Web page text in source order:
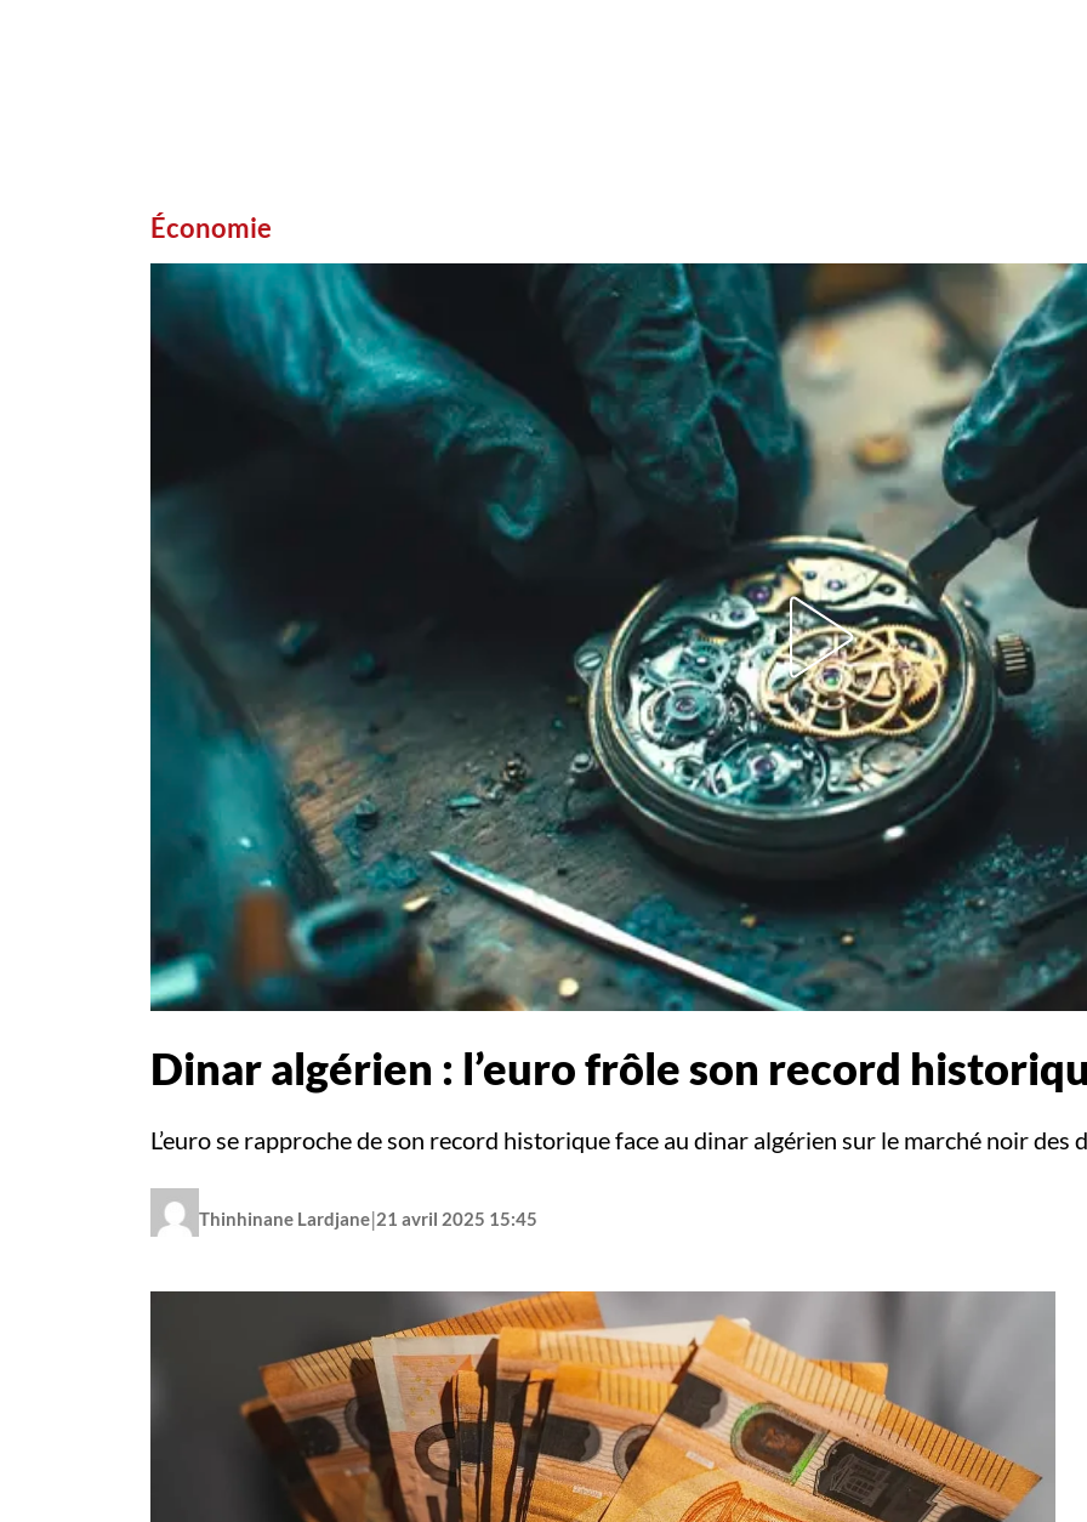
Économie
Dinar algérien : l’euro frôle son record
L’euro se rapproche de son record historique face au dinar algérien sur le marché noir des
Thinhinane Lardjane|21 avril 2025 15:45